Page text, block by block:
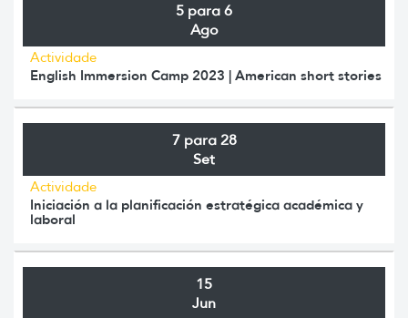
5 para 6
Ago
Actividade
English Immersion Camp 2023 | American short stories
7 para 28
Set
Actividade
Iniciación a la planificación estratégica académica y
laboral
15
Jun